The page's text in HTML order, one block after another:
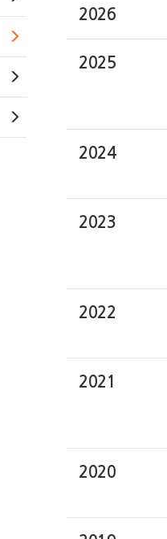
2026
2025
2024
2023
2022
2021
2020